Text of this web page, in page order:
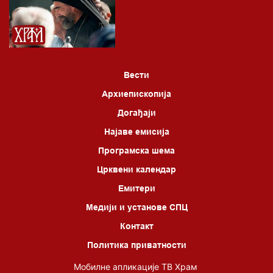
Вести
Архиепископија
Догађаји
Најаве емисија
Програмска шема
Црквени календар
Емитери
Медији и установе СПЦ
Контакт
Политика приватности
Мобилне апликације ТВ Храм